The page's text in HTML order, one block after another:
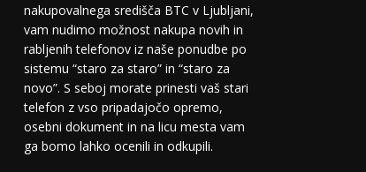
nakupovalnega središča BTC v Ljubljani,
vam nudimo možnost nakupa novih in
rabljenih telefonov iz naše ponudbe po
sistemu “staro za staro” in “staro za
novo”. S seboj morate prinesti vaš stari
telefon z vso pripadajočo opremo,
osebni dokument in na licu mesta vam
ga bomo lahko ocenili in odkupili.